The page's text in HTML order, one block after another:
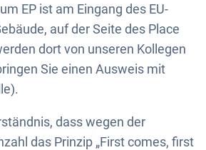
EP ist am Eingang des EU-
auf der Seite des Place
dort von unseren Kollegen
Sie einen Ausweis mit
dass wegen der
das Prinzip „First comes, first